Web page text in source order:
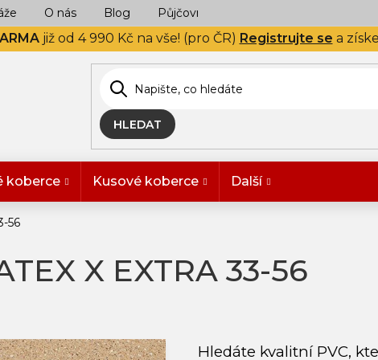
již od 4 990 Kč na vše! (pro ČR) Registrujte se a
O nás Blog Půjčovna
HLEDAT
koberce Kusové koberce Další
56
X EXTRA 33-56
Hledáte kvalitní PVC,